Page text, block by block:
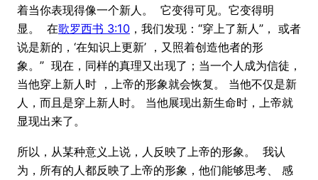
着当你表现得像一个新人。 它变得可见。它变得明
显。 在歌罗西书 3:10 ，我们发现：“穿上了新人”， 或者
说是新的，‘在知识上更新’ ，又照着创造他者的形
象。” 现在，同样的真理又出现了；当一个人成为信徒，
当他穿上新人时 ，上帝的形象就会恢复。 当他不仅是新
人，而且是穿上新人时。 当他展现出新生命时，上帝就
显现出来了。
所以，从某种意义上说，人反映了上帝的形象。 我认
为，所有的人都反映了上帝的形象，他们能够思考、 感